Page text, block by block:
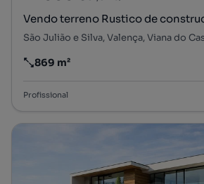
Vendo terreno Rustico de
São Julião e Silva, Valença, Viana do
Preço por metro quadrado
869 m²
Profissional